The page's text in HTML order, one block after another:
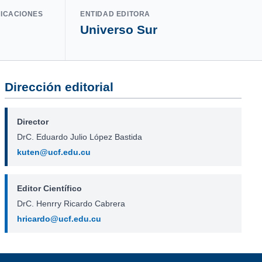
ENTIDAD EDITORA
Universo Sur
Dirección editorial
Director
DrC. Eduardo Julio López Bastida
kuten@ucf.edu.cu
Editor Científico
DrC. Henrry Ricardo Cabrera
hricardo@ucf.edu.cu